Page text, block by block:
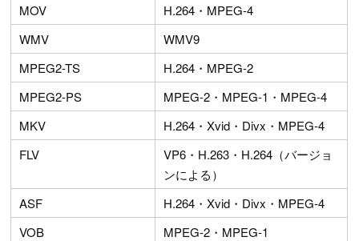
MOV
H.264・MPEG-4
WMV
WMV9
MPEG2-TS
H.264・MPEG-2
MPEG2-PS
MPEG-2・MPEG-1・MPEG-4
MKV
H.264・Xvid・Divx・MPEG-4
FLV
VP6・H.263・H.264（バージョ
ンによる）
ASF
H.264・Xvid・Divx・MPEG-4
VOB
MPEG-2・MPEG-1